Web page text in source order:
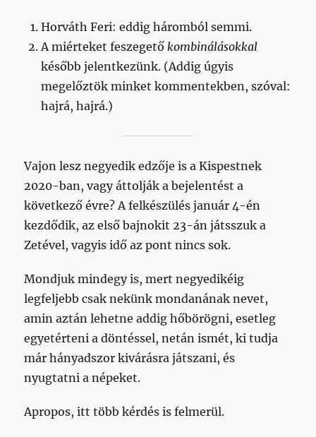
Horváth Feri: eddig háromból semmi.
A miérteket feszegető kombinálásokkal
később jelentkezünk. (Addig úgyis
megelőztök minket kommentekben, szóval:
hajrá, hajrá.)
Vajon lesz negyedik edzője is a Kispestnek
2020-ban, vagy áttolják a bejelentést a
következő évre? A felkészülés január 4-én
kezdődik, az első bajnokit 23-án játsszuk a
Zetével, vagyis idő az pont nincs sok.
Mondjuk mindegy is, mert negyedikéig
legfeljebb csak nekünk mondanának nevet,
amin aztán lehetne addig hőbörögni, esetleg
egyetérteni a döntéssel, netán ismét, ki tudja
már hányadszor kivárásra játszani, és
nyugtatni a népeket.
Apropos, itt több kérdés is felmerül.